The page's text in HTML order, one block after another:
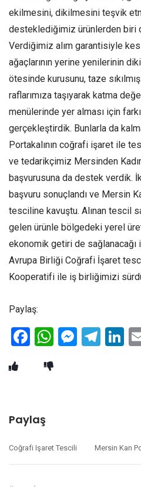
ekilmesini, dikilmesini teşvik
desteklediğimiz ürünlerden biri
Verdiğimiz alım garantisiyle
ağaçlarının yerine yenilerinin
ötesinde kurusunu, taze
raflarımıza taşıyarak katma
menülerinde yer alması için
gerçekleştirdik. Bunlarla da
Portakalının coğrafi işaret ile
ve tedarikçimiz Mersinden
başvurusuna da destek verdik.
başvuru sonuçlandı ve Mersin
tesciline kavuştu. Alınan tescil
gelen ürünle bölgedeki yerel
ekonomik getiri de
Avrupa Birliği Coğrafi İşaret
Kooperatifi ile iş birliğimizi
Paylaş:
Facebook
WhatsApp
Paylaş
Coğrafi Işaret Tescili Mersin Kan